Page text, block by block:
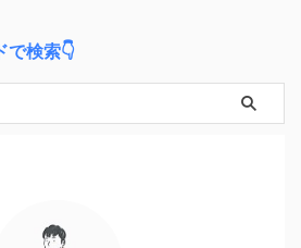
で検索👇